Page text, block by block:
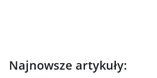
Najnowsze artykuły: